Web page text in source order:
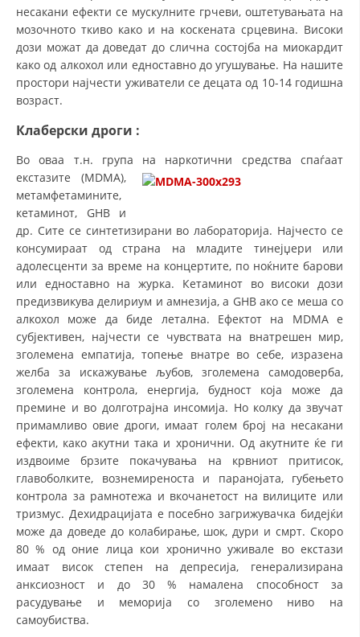
несакани ефекти се мускулните грчеви, оштетувањата на
мозочното ткиво како и на коскената срцевина. Високи
дози можат да доведат до слична состојба на миокардит
како од алкохол или едноставно до угушување. На нашите
простори најчести уживатели се децата од 10-14 годишна
возраст.
Клаберски дроги :
Во оваа т.н. група на наркотични средства спаѓаат
екстазите (MDMA),
метамфетамините,
кетаминот, GHB и
др. Сите се синтетизирани во лабораторија. Најчесто се
консумираат од страна на младите тинејџери или
адолесценти за време на концертите, по ноќните барови
или едноставно на журка. Кетаминот во високи дози
предизвикува делириум и амнезија, а GHB ако се меша со
алкохол може да биде летална. Ефектот на MDMA е
субјективен, најчести се чувствата на внатрешен мир,
зголемена емпатија, топење внатре во себе, изразена
желба за искажување љубов, зголемена самодоверба,
зголемена контрола, енергија, будност која може да
премине и во долготрајна инсомија. Но колку да звучат
примамливо овие дроги, имаат голем број на несакани
ефекти, како акутни така и хронични. Од акутните ќе ги
издвоиме брзите покачувања на крвниот притисок,
главоболките, вознемиреноста и паранојата, губењето
контрола за рамнотежа и вкочанетост на вилиците или
тризмус. Дехидрацијата е посебно загрижувачка бидејќи
може да доведе до колабирање, шок, дури и смрт. Скоро
80 % од оние лица кои хронично уживале во екстази
имаат висок степен на депресија, генерализирана
анксиозност и до 30 % намалена способност за
расудување и меморија со зголемено ниво на
самоубиства.